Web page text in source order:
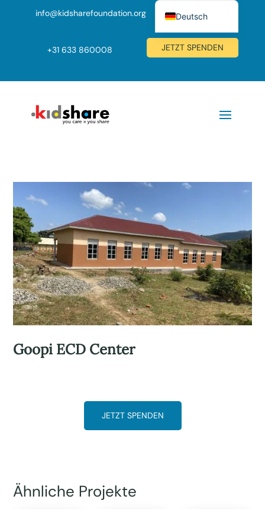
info@kidsharefoundation.org
+31 633 860008 JETZT SPENDEN
Goopi ECD Center
JETZT SPENDEN
Ähnliche Projekte
Deutsch
Nederlands
English (UK)